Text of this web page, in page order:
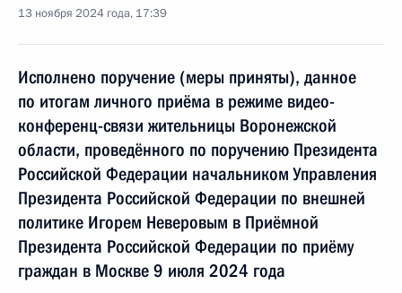
13 ноября 2024 года, 17:39
Исполнено поручение (меры приняты), данное
по итогам личного приёма в режиме видео-
конференц-связи жительницы Воронежской
области, проведённого по поручению Президента
Российской Федерации начальником Управления
Президента Российской Федерации по внешней
политике Игорем Неверовым в Приёмной
Президента Российской Федерации по приёму
граждан в Москве 9 июля 2024 года